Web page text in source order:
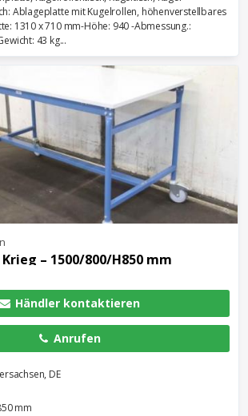
Ablageplatte mit Kugelrollen, höhenverstellbares
1310 x 710 mm-Höhe: 940 -Abmessung.:
43 kg...
– 1500/800/H850 mm
Händler kontaktieren
Anrufen
DE
mm